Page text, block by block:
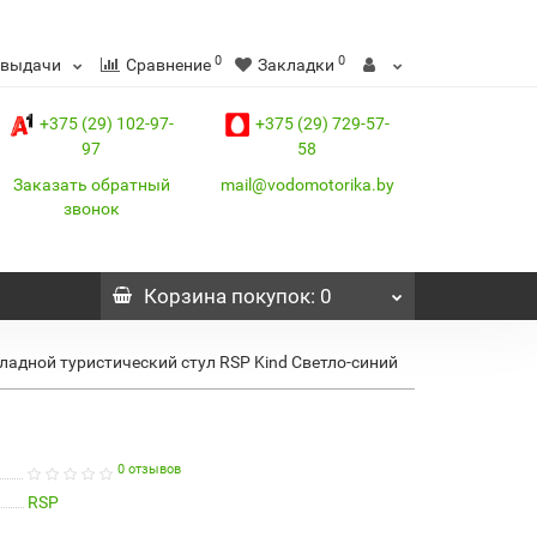
Сравнение 0 Закладки 0
+375 (29) 102-97-
97
+375 (29) 729-57-
58
Заказать обратный
звонок
mail@vodomotorika.by
Корзина покупок: 0
туристический стул RSP Kind Светло-синий
0 отзывов
RSP